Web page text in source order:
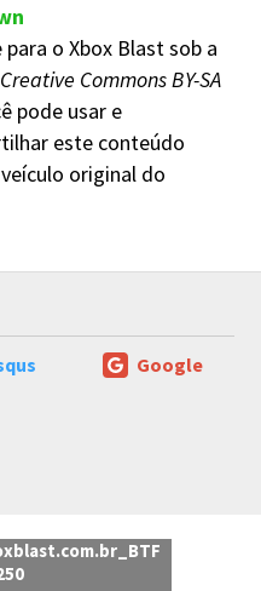
para o Xbox Blast sob a
Creative Commons BY-SA
pode usar e
este conteúdo
original do
Google